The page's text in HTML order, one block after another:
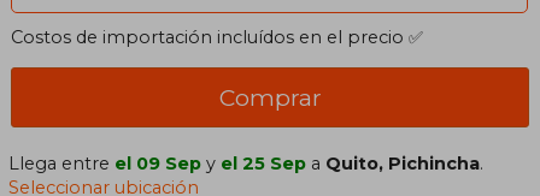
Costos de importación incluídos en el precio ✅
Comprar
Llega entre el 09 Sep y el 25 Sep a Quito, Pichincha.
Seleccionar ubicación